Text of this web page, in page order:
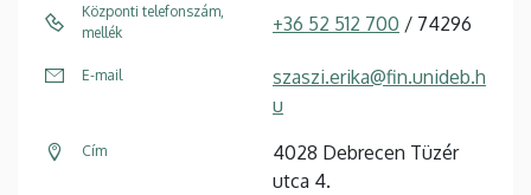
Központi telefonszám,
mellék
+36 52 512 700 / 74296
E-mail
szaszi.erika@fin.unideb.h
u
Cím
4028 Debrecen Tüzér
utca 4.